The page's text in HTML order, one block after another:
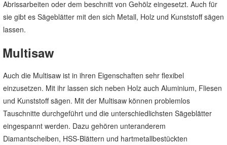
Abrissarbeiten oder dem beschnitt von Gehölz eingesetzt. Auch für
sie gibt es Sägeblätter mit den sich Metall, Holz und Kunststoff sägen
lassen.
Multisaw
Auch die Multisaw ist in ihren Eigenschaften sehr flexibel
einzusetzen. Mit ihr lassen sich neben Holz auch Aluminium, Fliesen
und Kunststoff sägen. Mit der Multisaw können problemlos
Tauschnitte durchgeführt und die unterschiedlichsten Sägeblätter
eingespannt werden. Dazu gehören unteranderem
Diamantscheiben, HSS-Blättern und hartmetallbestückten